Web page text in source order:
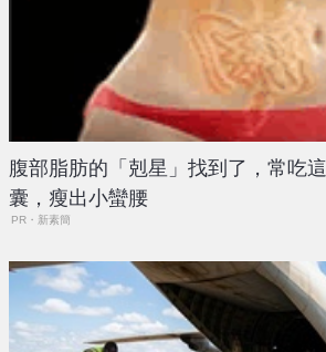
腹部脂肪的「剋星」找到了，常吃
囊，瘦出小蠻腰
PR・新素簡